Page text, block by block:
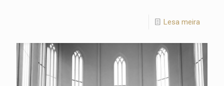
Lesa meira